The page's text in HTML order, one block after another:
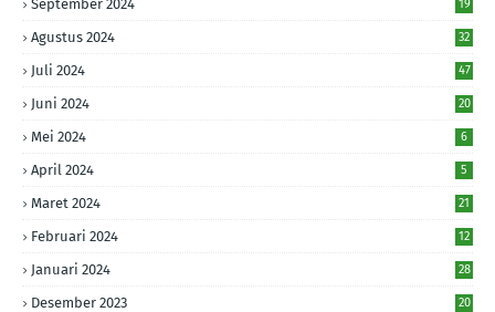
September 2024 19
Agustus 2024 32
Juli 2024 47
Juni 2024 20
Mei 2024 6
April 2024 5
Maret 2024 21
Februari 2024 12
Januari 2024 28
Desember 2023 20